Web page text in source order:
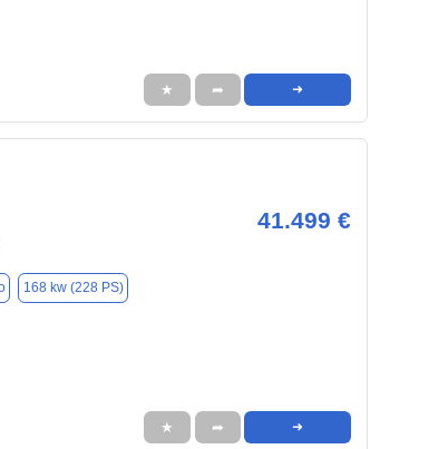
★ ➦ ➜
41.499 €
168 kw (228 PS)
★ ➦ ➜